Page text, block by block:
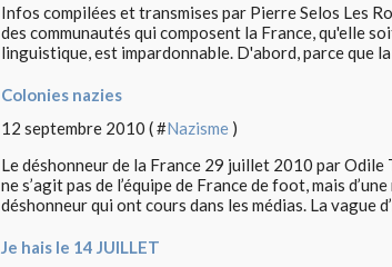
Infos compilées et transmises par Pierre Selos Les
des communautés qui composent la France, qu'elle
linguistique, est impardonnable. D'abord, parce que la
Colonies nazies
12 septembre 2010 ( #Nazisme )
Le déshonneur de la France 29 juillet 2010 par Odile
ne s’agit pas de l’équipe de France de foot, mais
déshonneur qui ont cours dans les médias. La vague
Je hais le 14 JUILLET